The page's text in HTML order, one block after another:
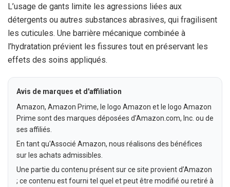
L’usage de gants limite les agressions liées aux
détergents ou autres substances abrasives, qui fragilisent
les cuticules. Une barrière mécanique combinée à
l’hydratation prévient les fissures tout en préservant les
effets des soins appliqués.
Avis de marques et d'affiliation
Amazon, Amazon Prime, le logo Amazon et le logo Amazon
Prime sont des marques déposées d’Amazon.com, Inc. ou de
ses affiliés.
En tant qu'Associé Amazon, nous réalisons des bénéfices
sur les achats admissibles.
Une partie du contenu présent sur ce site provient d’Amazon
; ce contenu est fourni tel quel et peut être modifié ou retiré à